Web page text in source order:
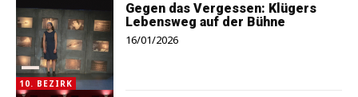
10. BEZIRK
Gegen das Vergessen: Klügers
Lebensweg auf der Bühne
16/01/2026